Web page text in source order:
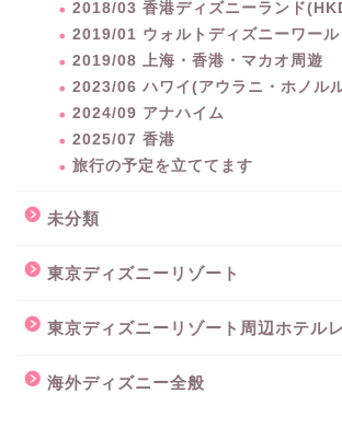
2018/03 香港ディズニーランド
2019/01 ウォルトディズニーワー
2019/08 上海・香港・マカオ周遊
2023/06 ハワイ(アウラニ・ホノル
2024/09 アナハイム
2025/07 香港
旅行の予定を立ててます
未分類
東京ディズニーリゾート
東京ディズニーリゾート周辺ホテル
海外ディズニー全般